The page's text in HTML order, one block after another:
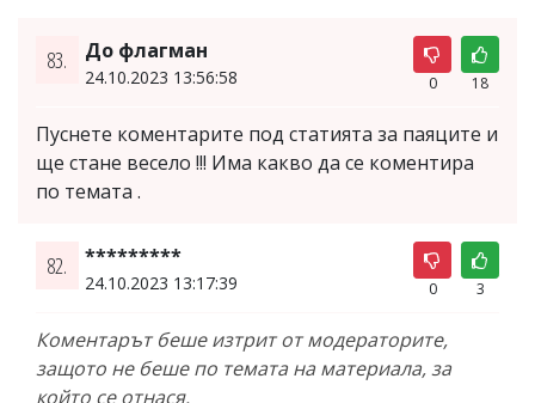
83. До флагман
24.10.2023 13:56:58 0 18
Пуснете коментарите под статията за паяците и
ще стане весело !!! Има какво да се коментира
по темата .
82. *********
24.10.2023 13:17:39 0 3
Коментарът беше изтрит от модераторите,
защото не беше по темата на материала, за
който се отнася.